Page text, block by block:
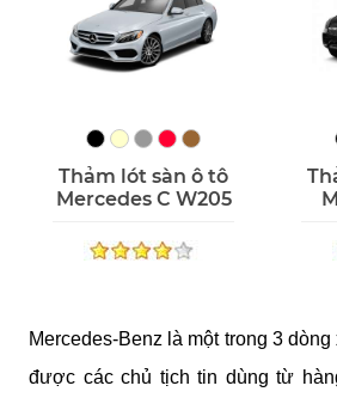
Thảm lót sàn ô tô
Mercedes C W205
Mercedes-Benz là một trong 3
được các chủ tịch tin dùng từ